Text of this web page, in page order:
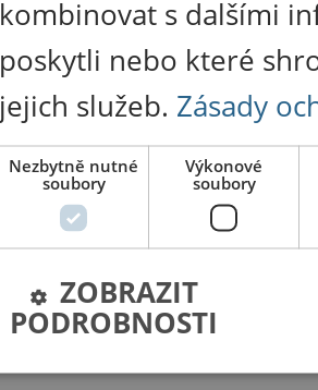
kombinovat s dalšími
poskytli nebo které
jejich služeb. Zásady
Nezbytně nutné
soubory
Výkonové
soubory
ZOBRAZIT
PODROBNOSTI